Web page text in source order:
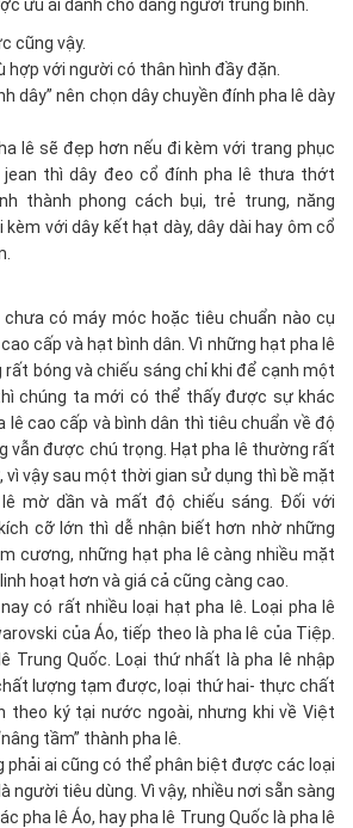
ưu ái dành cho dáng người trung bình.
cũng vậy.
hợp với người có thân hình đầy đặn.
dây” nên chọn dây chuyền đính pha lê dày
lê sẽ đẹp hơn nếu đi kèm với trang phục
jean thì dây đeo cổ đính pha lê thưa thớt
thành phong cách bụi, trẻ trung, năng
kèm với dây kết hạt dày, dây dài hay ôm cổ
có máy móc hoặc tiêu chuẩn nào cụ
cấp và hạt bình dân. Vì những hạt pha lê
rất bóng và chiếu sáng chỉ khi để cạnh một
chúng ta mới có thể thấy được sự khác
lê cao cấp và bình dân thì tiêu chuẩn về độ
vẫn được chú trọng. Hạt pha lê thường rất
vì vậy sau một thời gian sử dụng thì bề mặt
mờ dần và mất độ chiếu sáng. Đối với
cỡ lớn thì dễ nhận biết hơn nhờ những
cương, những hạt pha lê càng nhiều mặt
hoạt hơn và giá cả cũng càng cao.
có rất nhiều loại hạt pha lê. Loại pha lê
của Áo, tiếp theo là pha lê của Tiệp.
Trung Quốc. Loại thứ nhất là pha lê nhập
lượng tạm được, loại thứ hai- thực chất
theo ký tại nước ngoài, nhưng khi về Việt
tầm” thành pha lê.
phải ai cũng có thể phân biệt được các loại
người tiêu dùng. Vì vậy, nhiều nơi sẵn sàng
pha lê Áo, hay pha lê Trung Quốc là pha lê